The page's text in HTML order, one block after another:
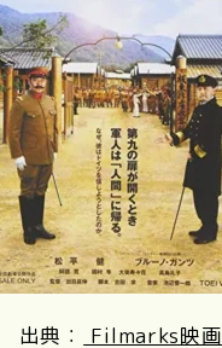
出典： Filmarks映画